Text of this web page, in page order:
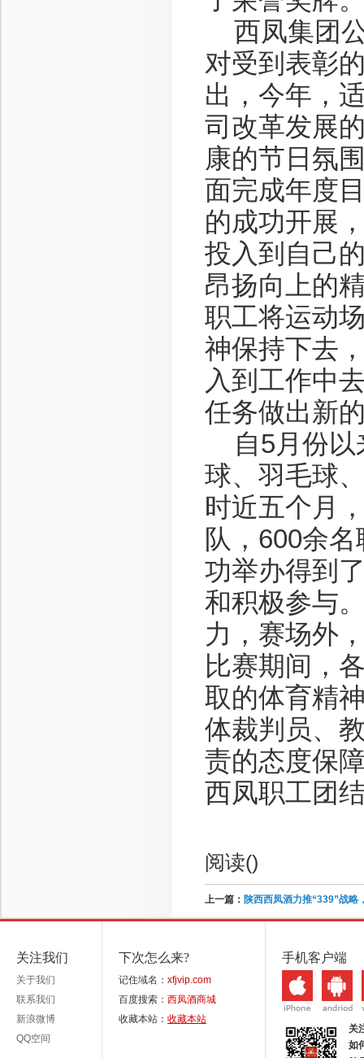
西凤集团
对受到表彰
出，今年，
司改革发展
康的节日氛
面完成年度
的成功开展
投入到自己
昂扬向上的
职工将运动
神保持下去
入到工作中
任务做出新
自5月份以
球、羽毛球
时近五个月
队，600余
功举办得到
和积极参与
力，赛场外
比赛期间，
取的体育精
体裁判员、
责的态度保
西凤职工团
阅读()
上一篇： 陕西西凤酒力推“339”战略
关注我们
关于我们
联系我们
新浪微博
QQ空间
下次怎么来?
记住域名： xfjvip.com
百度搜索： 西凤酒商城
收藏本站： 收藏本站
手机客户端
关
如